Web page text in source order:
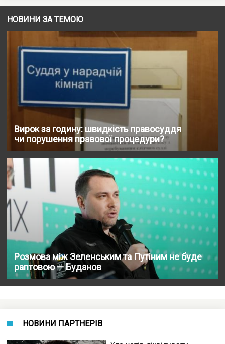
НОВИНИ ЗА ТЕМОЮ
Вирок за годину: швидкість правосуддя
чи порушення правової процедури?
Розмова між Зеленським та Путіним не буде
раптовою — Буданов
НОВИНИ ПАРТНЕРІВ